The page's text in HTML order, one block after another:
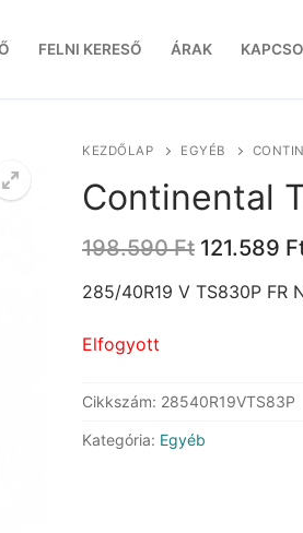
FELNI KERESŐ ÁRAK
KEZDŐLAP EGYÉB
Continental
198.590Ft Original
was:
121.589
285/40R19 V TS830P FR
Elfogyott
Cikkszám: 28540R19VTS83P
Kategória: Egyéb